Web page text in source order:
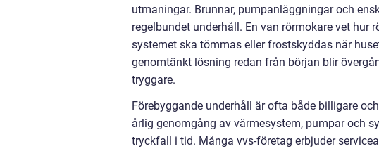
utmaningar. Brunnar, pumpanläggningar och
regelbundet underhåll. En van rörmokare vet
systemet ska tömmas eller frostskyddas när
genomtänkt lösning redan från början blir
tryggare.
Förebyggande underhåll är ofta både billigare
årlig genomgång av värmesystem, pumpar och
tryckfall i tid. Många vvs-företag erbjuder